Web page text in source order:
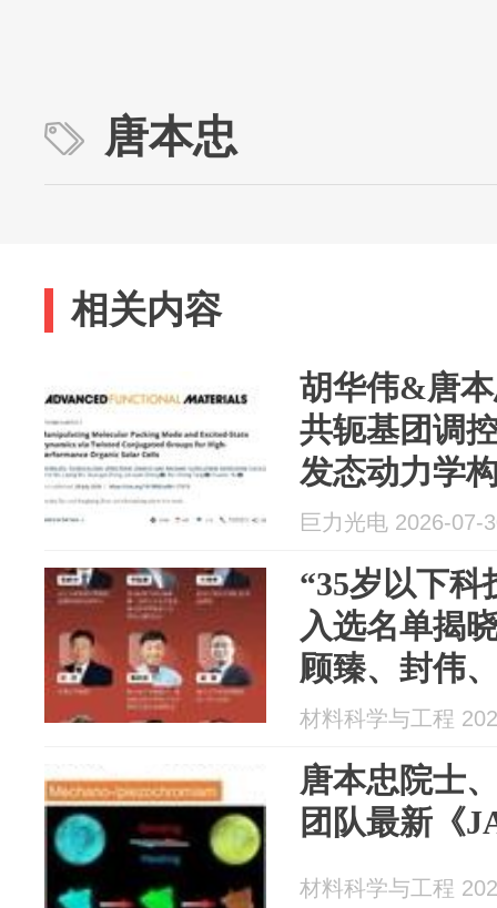
唐本忠
相关内容
胡华伟&唐
共轭基团调
发态动力学
能电池
巨力光电 2026-07-
“35岁以下科
入选名单揭
顾臻、封伟
培东、施一
...）
材料科学与工程
唐本忠院士
团队最新《
材料科学与工程